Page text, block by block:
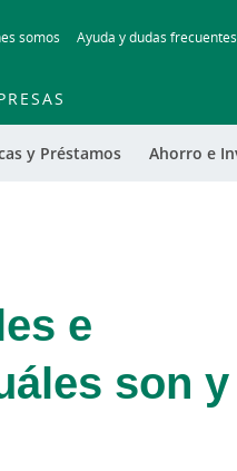
somos Ayuda y dudas frecuentes
y Préstamos Ahorro e
e
son